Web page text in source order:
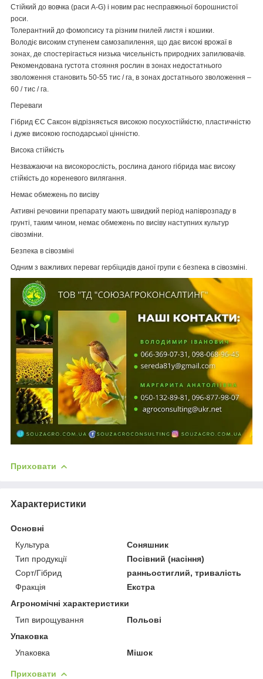
Стійкий до вовчка (раси А-G) і новим рас несправжньої борошнистої
роси.
Толерантний до фомопсису та різним гнилей листя і кошики.
Володіє високим ступенем самозапилення, що дає високі врожаї в
зонах, де спостерігається низька чисельність природних запилювачів.
Рекомендована густота стояння рослин в зонах недостатнього
зволоження становить 50-55 тис / га, в зонах достатнього зволоження –
60 / тис / га.
Переваги
Гібрид ЄС Саксон відрізняється високою посухостійкістю, пластичністю
і дуже високою господарської цінністю.
Висока стійкість
Незважаючи на високорослість, рослина даного гібрида має високу
стійкість до кореневого вилягання.
Немає обмежень по висіву
Активні речовини препарату мають швидкий період напіврозпаду в
грунті, таким чином, немає обмежень по висіву наступних культур
сівозміни.
Безпека в сівозміні
Одним з важливих переваг гербіцидів даної групи є безпека в сівозміні.
Приховати
Характеристики
Основні
Культура
Соняшник
Тип продукції
Посівний (насіння)
Сорт/Гібрид
ранньостиглий, тривалість
Фракція
Екстра
Агрономічні характеристики
Тип вирощування
Польові
Упаковка
Упаковка
Мішок
Приховати